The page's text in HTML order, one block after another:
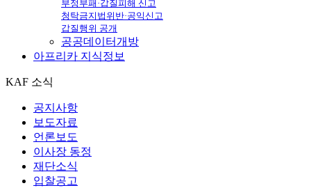
부정부패·갑질피해 신고
청탁금지법위반·공익신고
갑질행위 공개
공공데이터개방
아프리카 지식정보
KAF 소식
공지사항
보도자료
언론보도
이사장 동정
재단소식
입찰공고